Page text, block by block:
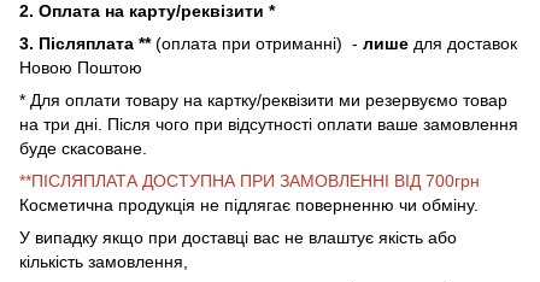
2. Оплата на карту/реквізити *
3. Післяплата **(оплата при отриманні) - лише для доставок
Новою Поштою
* Для оплати товару на картку/реквізити ми резервуємо товар
на три дні. Після чого при відсутності оплати ваше замовлення
буде скасоване.
**ПІСЛЯПЛАТА ДОСТУПНА ПРИ ЗАМОВЛЕННІ ВІД 700грн
Косметична продукція не підлягає поверненню чи обміну.
У випадку якщо при доставці вас не влаштує якість або
кількість замовлення,